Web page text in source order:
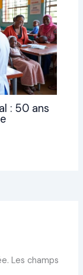
: 50 ans
Les champs